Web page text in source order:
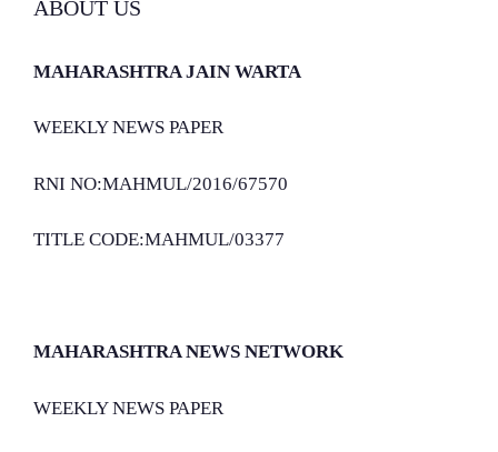
ABOUT US
MAHARASHTRA JAIN WARTA
WEEKLY NEWS PAPER
RNI NO:MAHMUL/2016/67570
TITLE CODE:MAHMUL/03377
MAHARASHTRA NEWS NETWORK
WEEKLY NEWS PAPER